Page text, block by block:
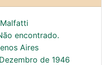
encontrado.
Aires
Dezembro de 1946